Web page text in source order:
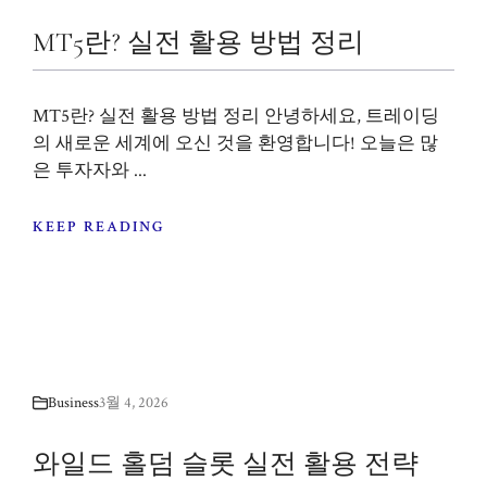
MT5란? 실전 활용 방법 정리
MT5란? 실전 활용 방법 정리 안녕하세요, 트레이딩
의 새로운 세계에 오신 것을 환영합니다! 오늘은 많
은 투자자와 ...
KEEP READING
Business3월 4, 2026
와일드 홀덤 슬롯 실전 활용 전략